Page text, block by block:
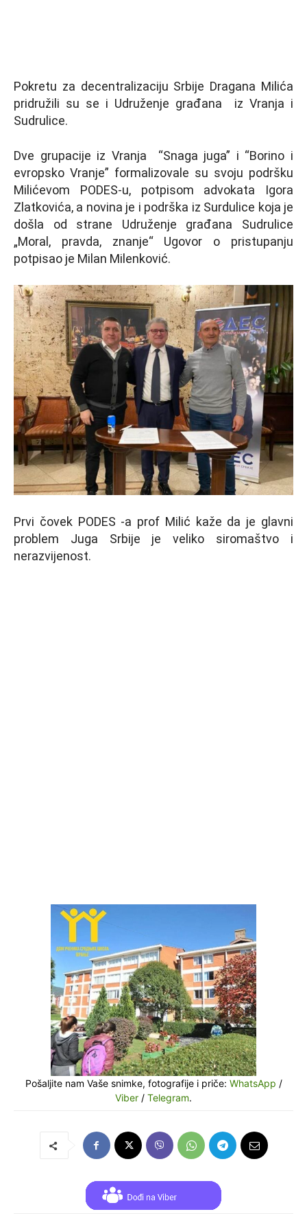
Pokretu za decentralizaciju Srbije Dragana Milića
pridružili su se i Udruženje građana iz Vranja i
Sudrulice.
Dve grupacije iz Vranja “Snaga juga” i “Borino i
evropsko Vranje” formalizovale su svoju podršku
Milićevom PODES-u, potpisom advokata Igora
Zlatkovića, a novina je i podrška iz Surdulice koja je
došla od strane Udruženje građana Sudrulice
„Moral, pravda, znanje“ Ugovor o pristupanju
potpisao je Milan Milenković.
Prvi čovek PODES -a prof Milić kaže da je glavni
problem Juga Srbije je veliko siromaštvo i
nerazvijenost.
Pošaljite nam Vaše snimke, fotografije i priče: WhatsApp /
Viber / Telegram.